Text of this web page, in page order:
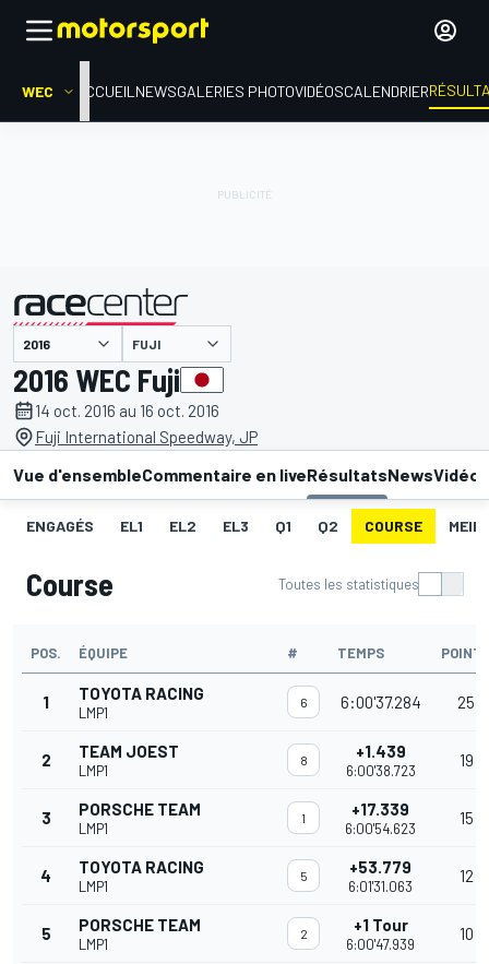
WEC ACCUEIL NEWSGALERIES PHOTOVIDÉOSCALENDRIER
présenté par FUJI
2016 WEC Fuji
14 oct. 2016 au 16 oct. 2016
Fuji International Speedway, JP
Vue d'ensembleCommentaire en liveRésultatsNewsVidéos
ENGAGÉS EL1 EL2 EL3 Q1 Q2 COURSE
Course Toutes les statistiques
POS. ÉQUIPE # TEMPS
1 TOYOTA RACING
LMP1
6 6:00'37.284 25
2 TEAM JOEST
LMP1
8 +1.439
6:00'38.723
19
3 PORSCHE TEAM
LMP1
1 +17.339
6:00'54.623
15
4 TOYOTA RACING
LMP1
5 +53.779
6:01'31.063
12
5 PORSCHE TEAM
LMP1
2 +1 Tour
6:00'47.939
10